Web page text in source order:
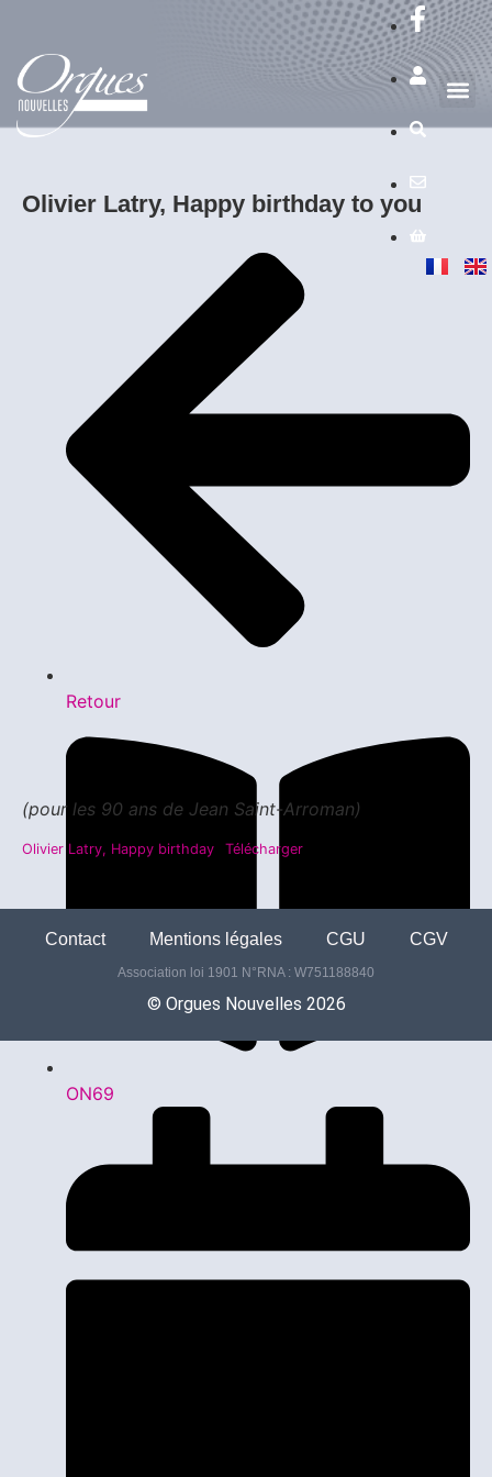
Olivier Latry, Happy birthday to you
Retour
ON69
(pour les 90 ans de Jean Saint-Arroman)
Olivier Latry, Happy birthday Télécharger
©️ Orgues Nouvelles 2026
Association loi 1901 N°RNA : W751188840
Contact Mentions légales CGU CGV